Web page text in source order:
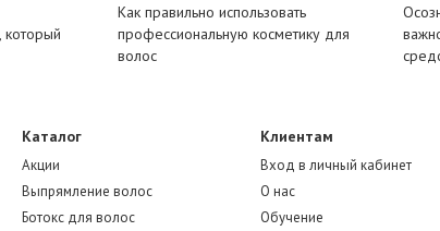
Как правильно использовать
профессиональную косметику для
волос
Каталог
Акции
Выпрямление волос
Ботокс для волос
Клиентам
Вход в личный кабинет
О нас
Обучение